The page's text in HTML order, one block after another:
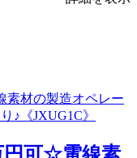
円可☆電線素